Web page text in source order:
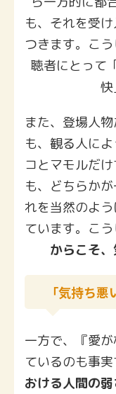
も、それを受
つきます。こ
聴者にとって
快
また、登場人
も、観る人に
コとマモルだ
も、どちらか
れを当然のよ
ています。こう
からこそ
「気持ち
一方で、『愛
ているのも事実
おける人間の